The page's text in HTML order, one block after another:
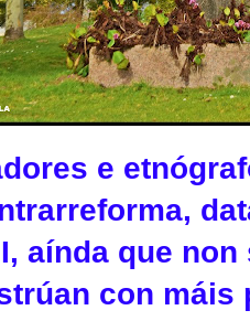
e
aínda que
con máis